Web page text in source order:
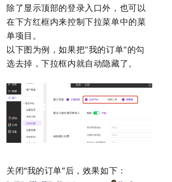
除了显示顶部的登录入口外，也可以
在下方红框内来控制下拉菜单中的菜
单项目。
以下图为例，如果把"我的订单"的勾
选去掉，下拉框内就自动隐藏了。
关闭“我的订单”后，效果如下：